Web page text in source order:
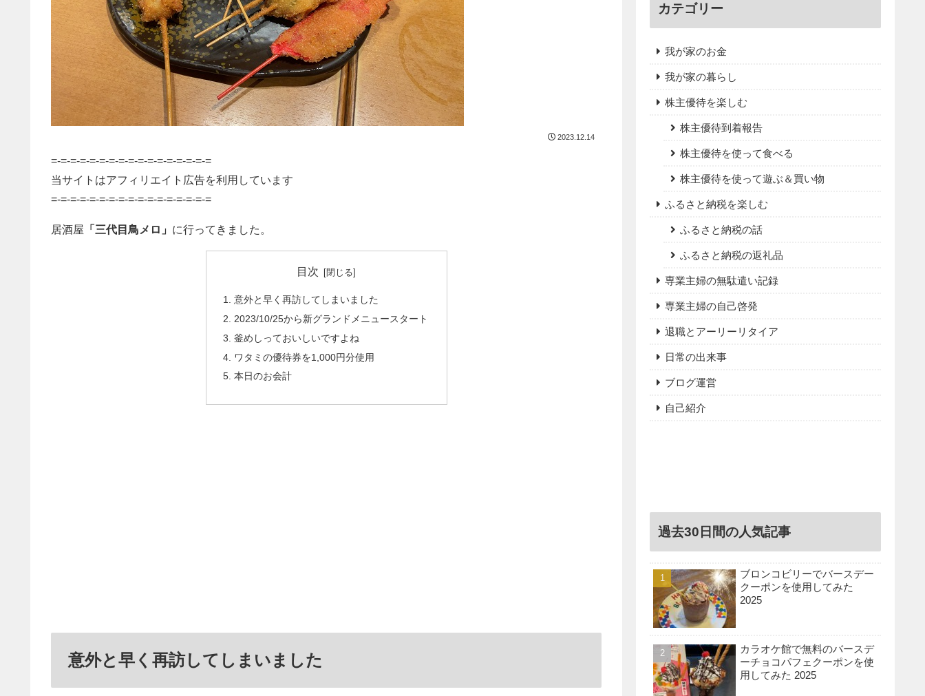
2023.12.14
=-=-=-=-=-=-=-=-=-=-=-=-=-=-=-=-=
当サイトはアフィリエイト広告を利用しています
=-=-=-=-=-=-=-=-=-=-=-=-=-=-=-=-=
居酒屋 「三代目鳥メロ」 に行ってきました。
目次
意外と早く再訪してしまいました
2023/10/25から新グランドメニュースタート
釜めしっておいしいですよね
ワタミの優待券を1,000円分使用
本日のお会計
意外と早く再訪してしまいました
カテゴリー
我が家のお金
我が家の暮らし
株主優待を楽しむ
株主優待到着報告
株主優待を使って食べる
株主優待を使って遊ぶ＆買い物
ふるさと納税を楽しむ
ふるさと納税の話
ふるさと納税の返礼品
専業主婦の無駄遣い記録
専業主婦の自己啓発
退職とアーリーリタイア
日常の出来事
ブログ運営
自己紹介
過去30日間の人気記事
ブロンコビリーでバースデー
クーポンを使用してみた
2025
カラオケ館で無料のバースデ
ーチョコパフェクーポンを使
用してみた 2025